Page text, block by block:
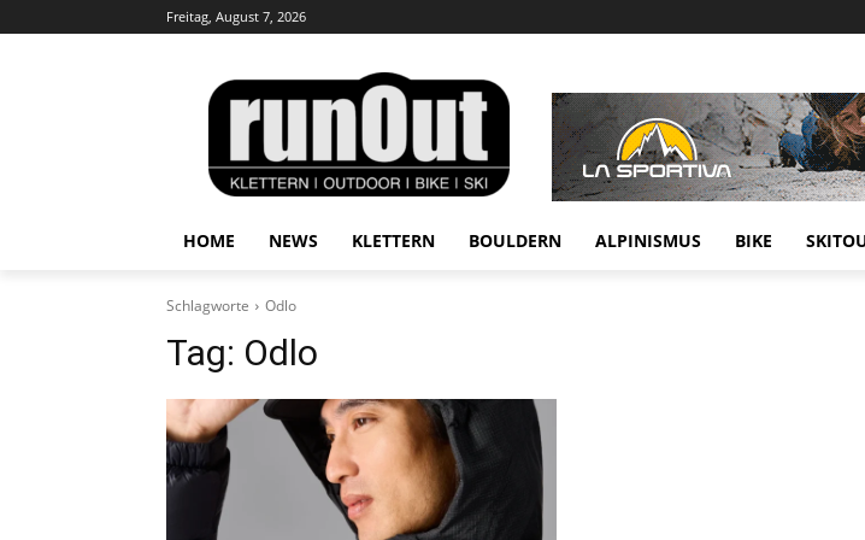
Freitag, August 7, 2026
HOME NEWS KLETTERN BOULDERN ALPINISMUS BIKE
Schlagworte Odlo
Tag: Odlo